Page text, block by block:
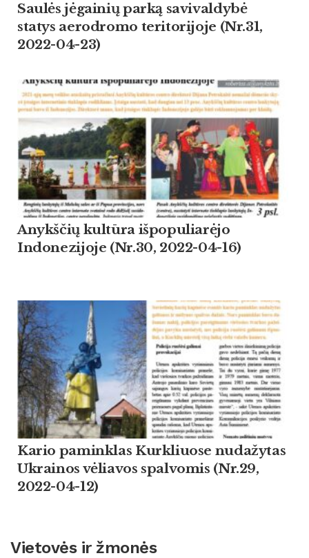
Saulės jėgainių parką savivaldybė
statys aerodromo teritorijoje (Nr.31,
2022-04-23)
Anykščių kultūra išpopuliarėjo
Indonezijoje (Nr.30, 2022-04-16)
Kario paminklas Kurkliuose nudažytas
Ukrainos vėliavos spalvomis (Nr.29,
2022-04-12)
Vietovės ir žmonės